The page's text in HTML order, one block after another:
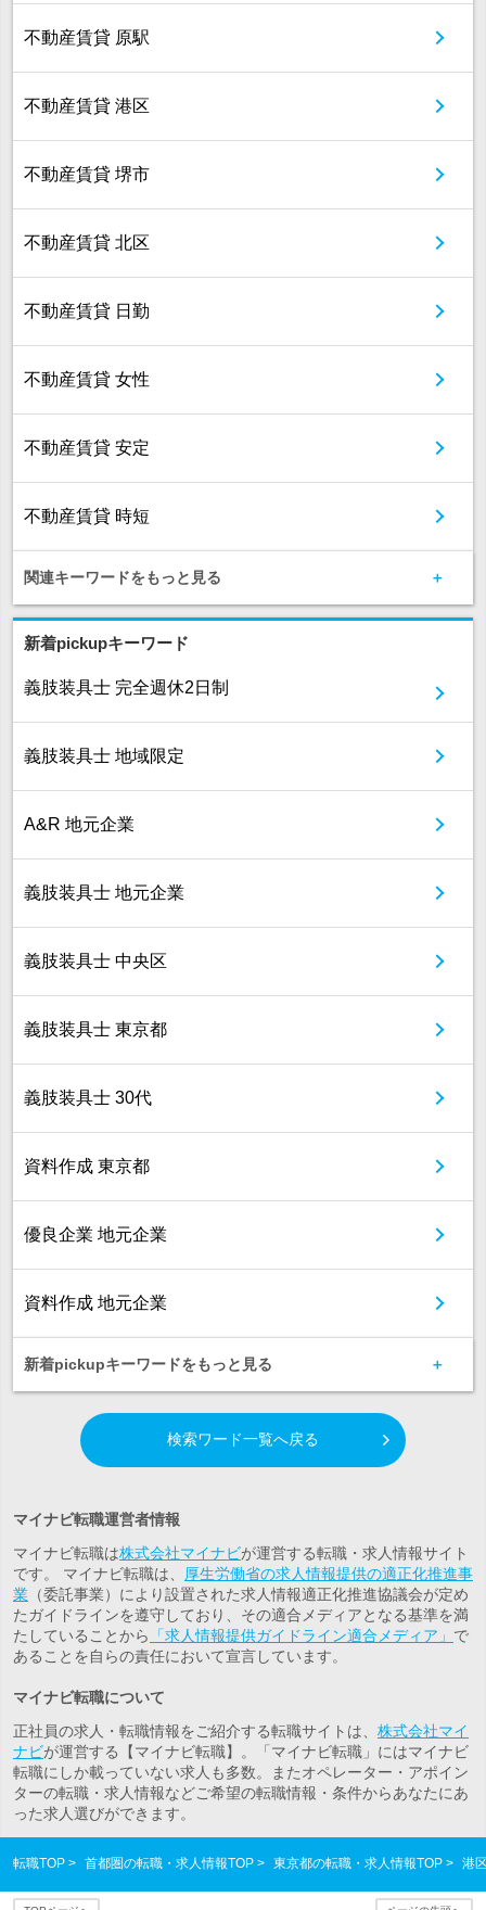
不動産賃貸 原駅
不動産賃貸 港区
不動産賃貸 堺市
不動産賃貸 北区
不動産賃貸 日勤
不動産賃貸 女性
不動産賃貸 安定
不動産賃貸 時短
関連キーワードをもっと見る
新着pickupキーワード
義肢装具士 完全週休2日制
義肢装具士 地域限定
A&R 地元企業
義肢装具士 地元企業
義肢装具士 中央区
義肢装具士 東京都
義肢装具士 30代
資料作成 東京都
優良企業 地元企業
資料作成 地元企業
新着pickupキーワードをもっと見る
検索ワード一覧へ戻る
マイナビ転職運営者情報
マイナビ転職は株式会社マイナビが運営する転職・求人情報サイト
です。 マイナビ転職は、
厚生労働省の求人情報提供の適正化推進事
業 （委託事業）により設置された求人情報適正化推進協議会が定め
たガイドラインを遵守しており、その適合メディアとなる基準を満
たしていることから
「求人情報提供ガイドライン適合メディア」 で
あることを自らの責任において宣言しています。
マイナビ転職について
正社員の求人・転職情報をご紹介する転職サイトは、 株式会社マイ
ナビが運営する【マイナビ転職】。「マイナビ転職」にはマイナビ
転職にしか載っていない求人も多数。またオペレーター・アポイン
ターの転職・求人情報などご希望の転職情報・条件からあなたにあ
った求人選びができます。
転職TOP 首都圏の転職・求人情報TOP 東京都の転職・求人情報TOP 港